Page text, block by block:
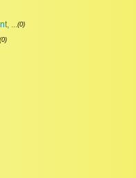
...(0)
(0)